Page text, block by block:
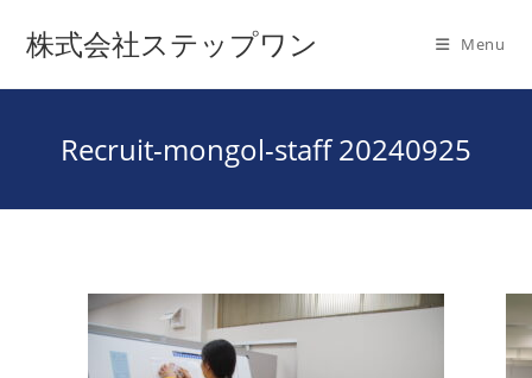
株式会社ステップワン Menu
Recruit-mongol-staff 20240925